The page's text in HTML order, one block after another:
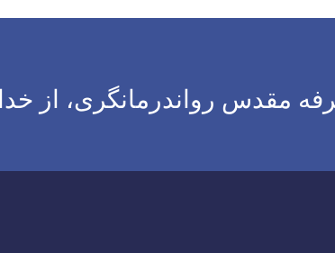
مقدس رواندرمانگری، از